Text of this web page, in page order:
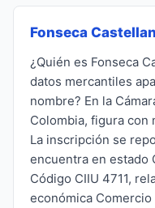
Fonseca
¿Quién es Fonseca
datos mercantiles
nombre? En la
Colombia, figura con
La inscripción se
encuentra en estado
Código CIIU 4711,
económica